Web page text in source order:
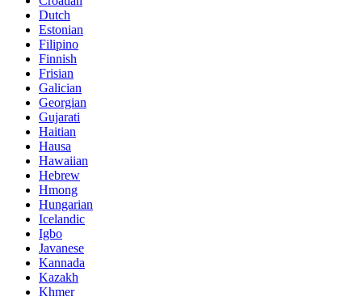
Dutch
Estonian
Filipino
Finnish
Frisian
Galician
Georgian
Gujarati
Haitian
Hausa
Hawaiian
Hebrew
Hmong
Hungarian
Icelandic
Igbo
Javanese
Kannada
Kazakh
Khmer